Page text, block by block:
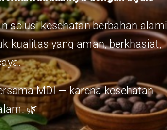
solusi kesehatan berbahan alami
kualitas yang aman, berkhasiat,
MDI — karena kesehatan
🌿